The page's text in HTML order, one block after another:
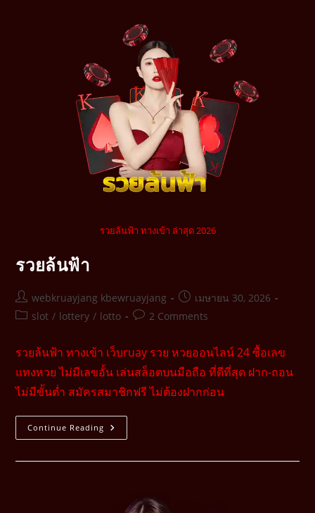
รวยล้นฟ้า ทางเข้า ล่าสุด 2026
รวยล้นฟ้า
webkruayjang kbewruayjang
เมษายน 30, 2026
slot / lottery / lotto 2 Comments
รวยล้นฟ้า ทางเข้า เว็บruay รวย หวยออนไลน์ 24 ซื้อเลข
แทงหวย ไม่มีเลขอั้น เล่นสล็อตบนมือถือ ที่ดีที่สุด ฝาก-ถอน
ไม่มีขั้นต่ำ สมัครสมาชิกฟรี ไม่ต้องฝากก่อน
Continue Reading